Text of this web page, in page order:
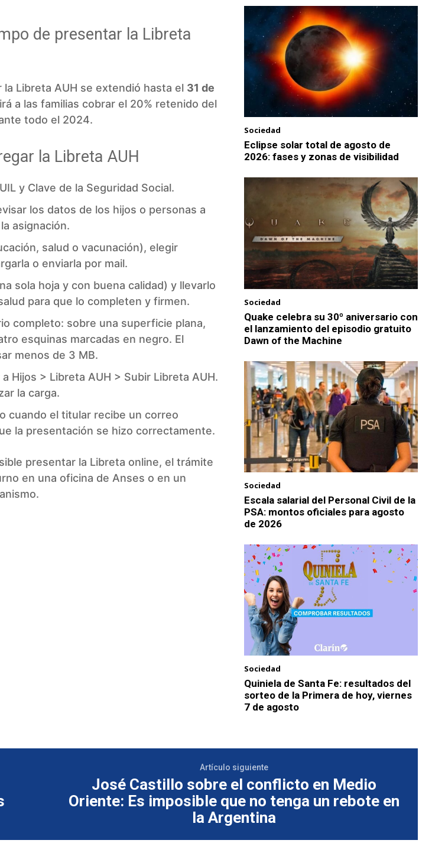
de presentar la Libreta
Libreta AUH se extendió hasta el 31 de
a las familias cobrar el 20% retenido del
todo el 2024.
la Libreta AUH
y Clave de la Seguridad Social.
los datos de los hijos o personas a
asignación.
salud o vacunación), elegir
o enviarla por mail.
sola hoja y con buena calidad) y llevarlo
para que lo completen y firmen.
completo: sobre una superficie plana,
esquinas marcadas en negro. El
menos de 3 MB.
Hijos > Libreta AUH > Subir Libreta AUH.
la carga.
cuando el titular recibe un correo
la presentación se hizo correctamente.
presentar la Libreta online, el trámite
en una oficina de Anses o en un
Sociedad
Eclipse solar total de agosto de
2026: fases y zonas de visibilidad
Sociedad
Quake celebra su 30º aniversario con
el lanzamiento del episodio gratuito
Dawn of the Machine
Sociedad
Escala salarial del Personal Civil de la
PSA: montos oficiales para agosto
de 2026
Sociedad
Quiniela de Santa Fe: resultados del
sorteo de la Primera de hoy, viernes
7 de agosto
Artículo siguiente
José Castillo sobre el conflicto en Medio
Oriente: Es imposible que no tenga un rebote en
la Argentina